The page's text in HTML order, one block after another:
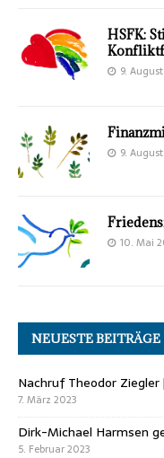
HSFK:
9.
9.
10. Mai
NEUESTE BEITRÄGE
Nachruf Theodor Ziegler
7. März 2023
Dirk-Michael Harmsen
5. Februar 2023